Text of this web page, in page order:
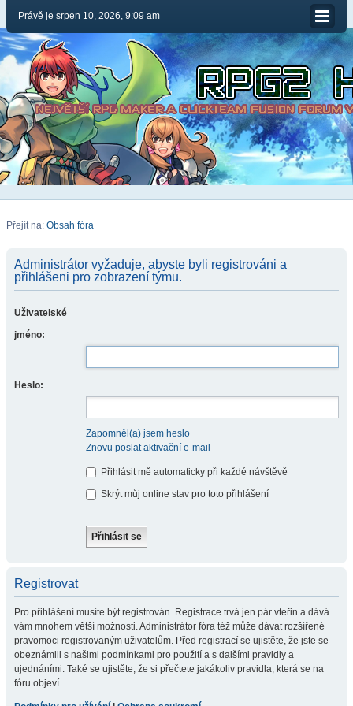
Právě je srpen 10, 2026, 9:09 am
Přejít na: Obsah fóra
Administrátor vyžaduje, abyste byli registrováni a
přihlášeni pro zobrazení týmu.
Uživatelské
jméno:
Heslo:
Zapomněl(a) jsem heslo
Znovu poslat aktivační e-mail
Přihlásit mě automaticky při každé návštěvě
Skrýt můj online stav pro toto přihlášení
Registrovat
Pro přihlášení musíte být registrován. Registrace trvá jen pár vteřin a dává
vám mnohem větší možnosti. Administrátor fóra též může dávat rozšířené
pravomoci registrovaným uživatelům. Před registrací se ujistěte, že jste se
obeznámili s našimi podmínkami pro použití a s dalšími pravidly a
ujednáními. Také se ujistěte, že si přečtete jakákoliv pravidla, která se na
fóru objeví.